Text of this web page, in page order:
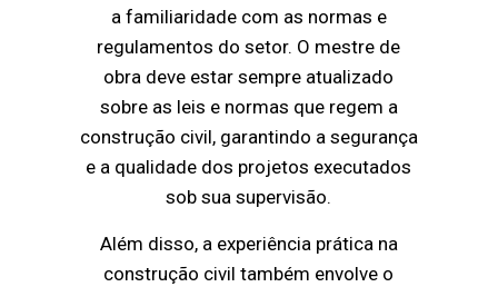
a familiaridade com as normas e
regulamentos do setor. O mestre de
obra deve estar sempre atualizado
sobre as leis e normas que regem a
construção civil, garantindo a segurança
e a qualidade dos projetos executados
sob sua supervisão.
Além disso, a experiência prática na
construção civil também envolve o